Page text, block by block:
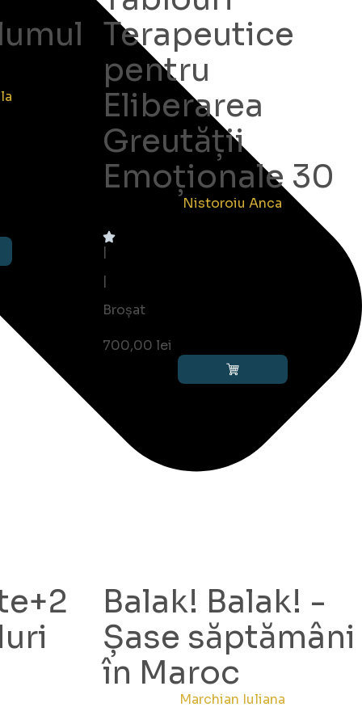
Terapeutice
pentru
Eliberarea
Greutății
Emoționale 30
Nistoroiu Anca
|
|
Broșat
700,00 lei
Balak! Balak! -
Șase săptămâni
în Maroc
Marchian Iuliana